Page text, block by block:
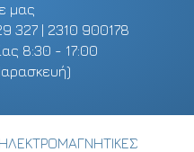
μας
327 | 2310 900178
8:30 - 17:00
ΗΛΕΚΤΡΟΜΑΓΝΗΤΙΚΕΣ